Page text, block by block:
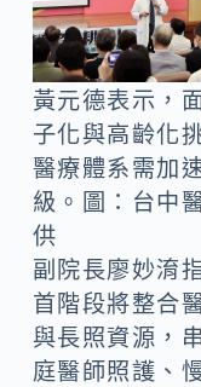
黃元德表示，
子化與高齡化
醫療體系需加
級。圖：台中
供
副院長廖妙淯
首階段將整合
與長照資源，
庭醫師照護、